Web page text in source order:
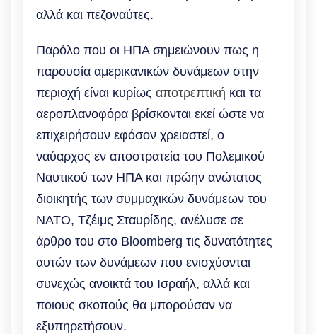
αλλά και πεζοναύτες.
Παρόλο που οι ΗΠΑ σημειώνουν πως η
παρουσία αμερικανικών δυνάμεων στην
περιοχή είναι κυρίως αποτρεπτική και τα
αεροπλανοφόρα βρίσκονται εκεί ώστε να
επιχειρήσουν εφόσον χρειαστεί, ο
ναύαρχος εν αποστρατεία του Πολεμικού
Ναυτικού των ΗΠΑ και πρώην ανώτατος
διοικητής των συμμαχικών δυνάμεων του
ΝΑΤΟ, Τζέιμς Σταυρίδης, ανέλυσε σε
άρθρο του στο Bloomberg τις δυνατότητες
αυτών των δυνάμεων που ενισχύονται
συνεχώς ανοικτά του Ισραήλ, αλλά και
ποιους σκοπούς θα μπορούσαν να
εξυπηρετήσουν.